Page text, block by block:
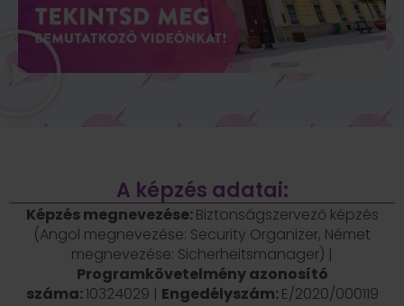
A képzés adatai:
Képzés megnevezése:Biztonságszervező képzés
(Angol megnevezése: Security Organizer, Német
megnevezése: Sicherheitsmanager) |
Programkövetelmény azonosító
száma:10324029 | Engedélyszám:E/2020/000119